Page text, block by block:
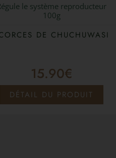
le système reproducteur
100g
DE CHUCHUWASI
15.90€
DÉTAIL DU PRODUIT